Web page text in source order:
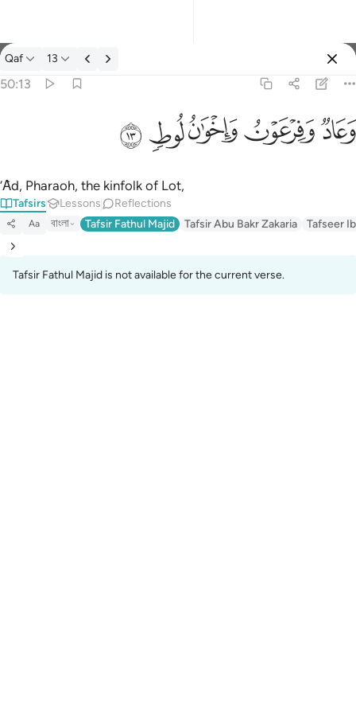
Tafsir: Qaf 50:13
Qaf 13
50:13
وَعَادٌۭ وَفِرْعَوْنُ وَإِخْوَٰنُ لُوطٍۢ ١٣
ﲳﲴﲵﲶﲷ
’Ȃd, Pharaoh, the kinfolk of Lot,
Tafsirs Lessons Reflections
Aa বাংলা Tafsir Fathul Majid Tafsir Abu Bakr Zakaria Tafseer
Tafsir Fathul Majid is not available for the current verse.